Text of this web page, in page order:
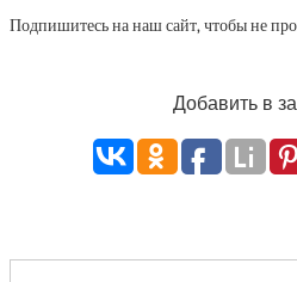
Подпишитесь на наш сайт, чтобы не
Добавить в